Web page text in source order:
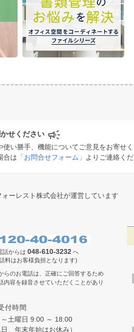
せください
い勝手、機能についてご意見をお寄せく
合は 「お問合せフォーム」 よりご連絡くだ
ーレスト株式会社が運営しています
話からは 048-610-3232 へ
料はお客様負担となります)
らのお電話は、正確にご回答するため
内容を録音させていただくことがあり
付時間
～土曜日 9:00 ～ 18:00
日、年末年始はお休み）